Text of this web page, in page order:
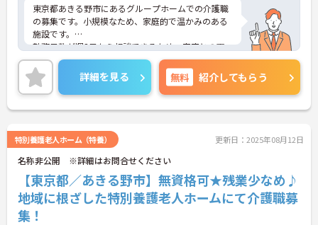
東京都あきる野市にあるグループホームでの介護職
の募集です。小規模なため、家庭的で温かみのある
施設です。
勤務日数が週3日から相談できるため、家庭との両
立がしやすく、無理なく就業が可能です。
ご興味のある方には、面接対策ポイントなど、さら
に詳細をお話しいたしますのでお気軽にご相談くだ
さい！
詳細を見る 無料 紹介してもらう
特別養護老人ホーム（特養） 更新日：2025年08月12日
名称非公開 ※詳細はお問合せください
【東京都／あきる野市】無資格可★残業少なめ♪
地域に根ざした特別養護老人ホームにて介護職募
集！